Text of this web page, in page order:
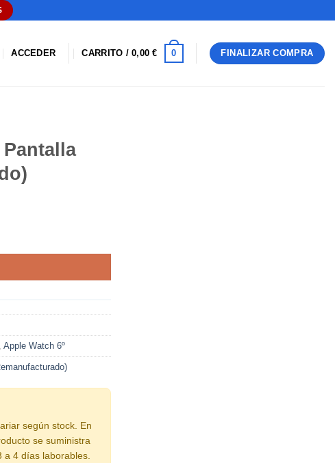
ACCEDER CARRITO /0,00€ 0 FINALIZAR COMPRA
Apple Watch 6º
según stock. En
se suministra
4 días laborables.